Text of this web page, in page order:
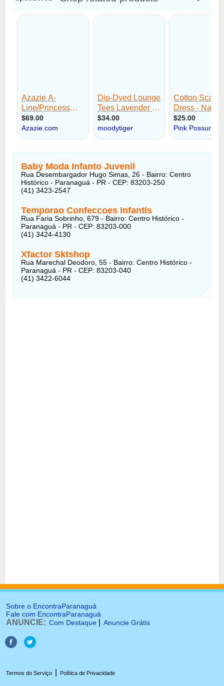
Baby Moda Infanto Juvenil
Rua Desembargador Hugo Simas, 26 - Bairro: Centro
Histórico - Paranaguá - PR - CEP: 83203-250
(41) 3423-2547
Temporao Confeccoes Infantis
Rua Faria Sobrinho, 679 - Bairro: Centro Histórico -
Paranaguá - PR - CEP: 83203-000
(41) 3424-4130
Xfactor Sktshop
Rua Marechal Deodoro, 55 - Bairro: Centro Histórico -
Paranaguá - PR - CEP: 83203-040
(41) 3422-6044
Sobre o EncontraParanaguá
Fale com EncontraParanaguá
ANUNCIE: Com Destaque Anuncie Grátis
Termos do Serviço Política de Privacidade